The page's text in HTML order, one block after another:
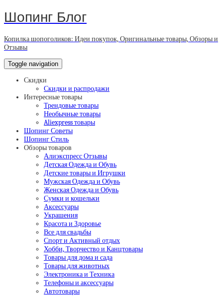
Шопинг Блог
Копилка шопоголиков: Идеи покупок, Оригинальные товары, Обзоры и
Отзывы
Toggle navigation
Скидки
Скидки и распродажи
Интересные товары
Трендовые товары
Необычные товары
Aliexpress товары
Шопинг Советы
Шопинг Стиль
Обзоры товаров
Алиэкспресс Отзывы
Детская Одежда и Обувь
Детские товары и Игрушки
Мужская Одежда и Обувь
Женская Одежда и Обувь
Сумки и кошельки
Аксессуары
Украшения
Красота и Здоровье
Все для свадьбы
Спорт и Активный отдых
Хобби, Творчество и Канцтовары
Товары для дома и сада
Товары для животных
Электроника и Техника
Телефоны и аксессуары
Автотовары